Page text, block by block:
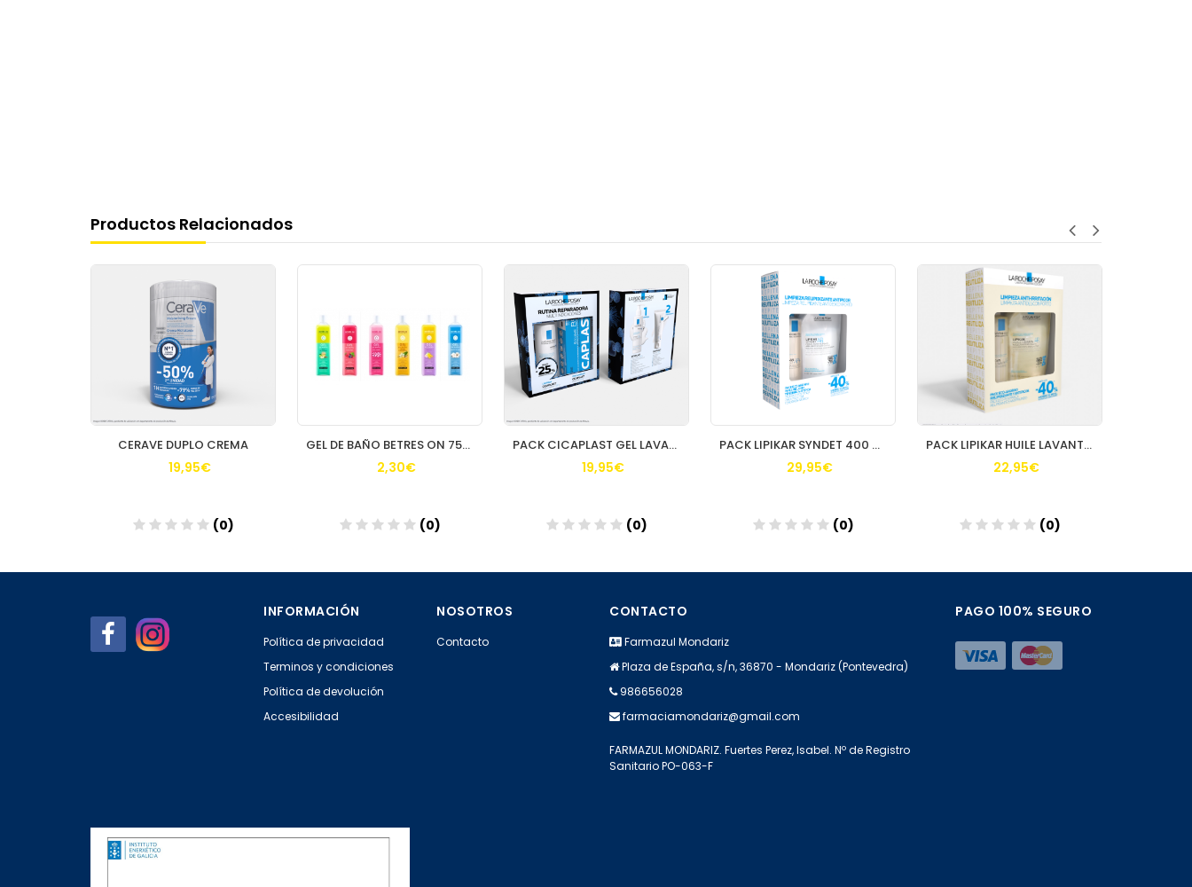
Productos Relacionados
CERAVE DUPLO CREMA
19,95€
(0)
GEL DE BAÑO BETRES ON 750ML
2,30€
(0)
PACK CICAPLAST GEL LAVANT 200ML + BALSAMO 40ML
19,95€
(0)
PACK LIPIKAR SYNDET 400 ML + REFILL 400 ML
29,95€
(0)
PACK LIPIKAR HUILE LAVANTE 400 ML + 400 ML REFILL
22,95€
(0)
INFORMACIÓN
Política de privacidad
Terminos y condiciones
Política de devolución
Accesibilidad
NOSOTROS
Contacto
CONTACTO
Farmazul Mondariz
Plaza de España, s/n, 36870 - Mondariz (Pontevedra)
986656028
farmaciamondariz@gmail.com
FARMAZUL MONDARIZ. Fuertes Perez, Isabel. Nº de Registro
Sanitario PO-063-F
PAGO 100% SEGURO